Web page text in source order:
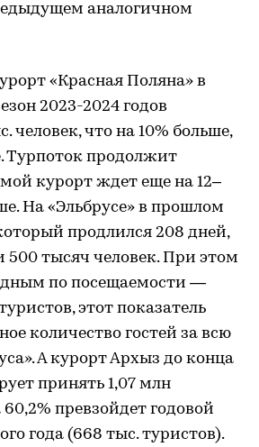
аналогичном
«Красная Поляна» в
2023-2024 годов
человек, что на 10% больше,
Турпоток продолжит
курорт ждет еще на 12–
На «Эльбрусе» в прошлом
продлился 208 дней,
500 тысяч человек. При этом
по посещаемости —
этот показатель
количество гостей за всю
А курорт Архыз до конца
принять 1,07 млн
превзойдет годовой
года (668 тыс. туристов).